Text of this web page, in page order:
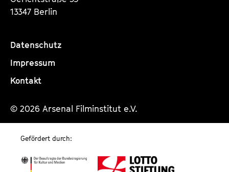
13347 Berlin
Datenschutz
Impressum
Kontakt
© 2026 Arsenal Filminstitut e.V.
Gefördert durch: